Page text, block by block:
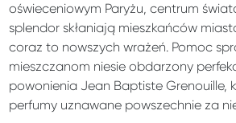
oświeceniowym Paryżu, centrum
splendor skłaniają mieszkańców
coraz to nowszych wrażeń. Pomoc
mieszczanom niesie obdarzony
powonienia Jean Baptiste Grenouille,
perfumy uznawane powszechnie za